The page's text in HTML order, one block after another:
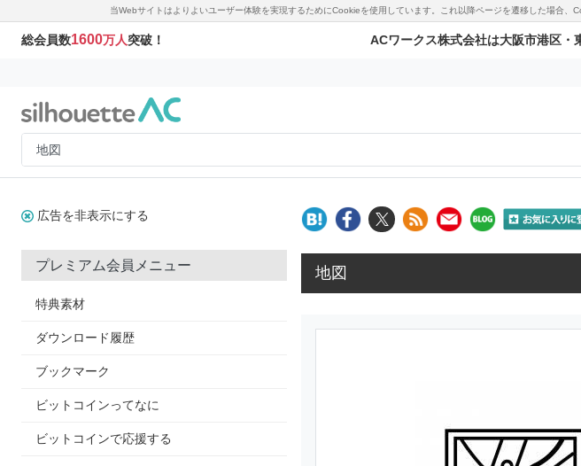
当Webサイトはよりよいユーザー体験を実現するためにCookieを使用しています。これ以降ページを遷移した場合
総会員数1600万人突破！ ACワークス株式会社は大阪市港区・
広告を非表示にする
プレミアム会員メニュー
特典素材
ダウンロード履歴
ブックマーク
ビットコインってなに
ビットコインで応援する
地図